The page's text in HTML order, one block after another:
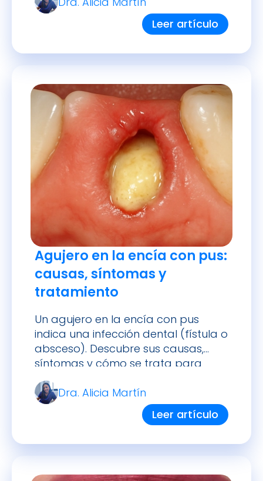
reposicionando suavemente la
mandíbula inferior hacia adelante
mecanismo de acción se basa en
principios anatómicos simples pero
efectivos, ofreciendo a muchos
pacientes una solución menos
invasiva y más cómoda para
mejorar la calidad del sueño y la
salud general.
Leer artículo
Agujero en la encía con pus:
causas, síntomas y
tratamiento
Un agujero en la encía con pus
indica una infección dental (fístula o
absceso). Descubre sus causas,
síntomas y cómo se trata para
evitar complicaciones y aliviar el
dolor.Dra. Alicia Martín
Leer artículo